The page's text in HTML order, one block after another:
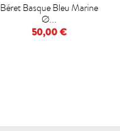
Béret Basque Bleu Marine
Ø...
50,00 €